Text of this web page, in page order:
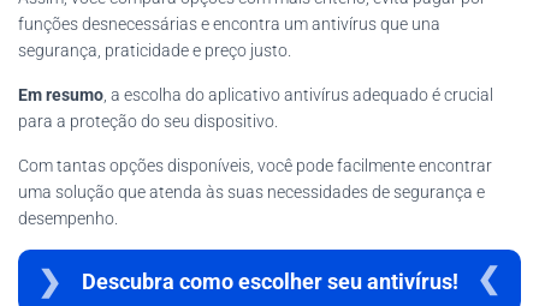
funções desnecessárias e encontra um antivírus que una
segurança, praticidade e preço justo.
Em resumo , a escolha do aplicativo antivírus adequado é crucial
para a proteção do seu dispositivo.
Com tantas opções disponíveis, você pode facilmente encontrar
uma solução que atenda às suas necessidades de segurança e
desempenho.
Descubra como escolher seu antivírus!